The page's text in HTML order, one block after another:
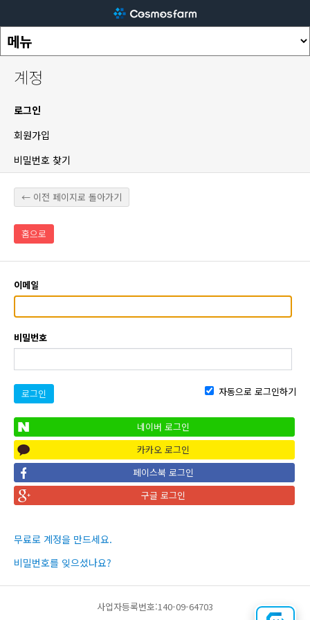
계정
로그인
회원가입
비밀번호 찾기
← 이전 페이지로 돌아가기
홈으로
이메일
비밀번호
로그인 자동으로 로그인하기
네이버 로그인
카카오 로그인
페이스북 로그인
구글 로그인
무료로 계정을 만드세요.
비밀번호를 잊으셨나요?
사업자등록번호:140-09-64703